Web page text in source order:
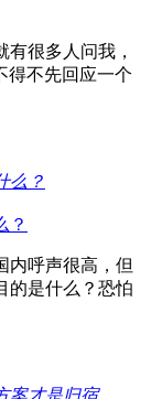
很多人问我，
得不先回应一个
？
内呼声很高，但
的是什么？恐怕